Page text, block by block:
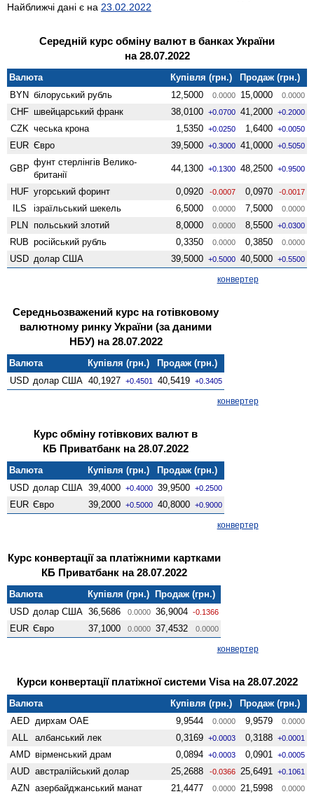
Найближчі дані є на 23.02.2022
Середній курс обміну валют в банках України
на 28.07.2022
Валюта Купівля (грн.)
Продаж (грн.)
BYN білоруський рубль 12,5000 0.0000 15,0000 0.0000
CHF швейцарський франк 38,0100 +0.0700 41,2000 +0.2000
CZK чеська крона 1,5350 +0.0250 1,6400 +0.0050
EUR Євро 39,5000 +0.3000 41,0000 +0.5050
GBP
фунт стерлінгів Велико­
британії
44,1300 +0.1300 48,2500 +0.9500
HUF угорський форинт 0,0920 -0.0007 0,0970 -0.0017
ILS ізраїльський шекель 6,5000 0.0000 7,5000 0.0000
PLN польський злотий 8,0000 0.0000 8,5500 +0.0300
RUB російський рубль 0,3350 0.0000 0,3850 0.0000
USD долар США 39,5000 +0.5000 40,5000 +0.5500
конвертер
Середньозважений курс на готівковому
валютному ринку України (за даними
НБУ) на 28.07.2022
Валюта Купівля (грн.)
Продаж (грн.)
USD долар США 40,1927 +0.4501 40,5419 +0.3405
конвертер
Курс обміну готівкових валют в
КБ Приватбанк на 28.07.2022
Валюта Купівля (грн.)
Продаж (грн.)
USD долар США 39,4000 +0.4000 39,9500 +0.2500
EUR Євро 39,2000 +0.5000 40,8000 +0.9000
конвертер
Курс конвертації за платіжними картками
КБ Приватбанк на 28.07.2022
Валюта Купівля (грн.) Продаж (грн.)
USD долар США 36,5686 0.0000 36,9004 -0.1366
EUR Євро 37,1000 0.0000 37,4532 0.0000
конвертер
Курси конвертації платіжної системи Visa на 28.07.2022
Валюта Купівля (грн.)
Продаж (грн.)
AED дирхам ОАЕ 9,9544 0.0000 9,9579 0.0000
ALL албанський лек 0,3169 +0.0003 0,3188 +0.0001
AMD вiрменський драм 0,0894 +0.0003 0,0901 +0.0005
AUD австралійський долар 25,2688 -0.0366 25,6491 +0.1061
AZN азербайджанський манат 21,4477 0.0000 21,5998 0.0000